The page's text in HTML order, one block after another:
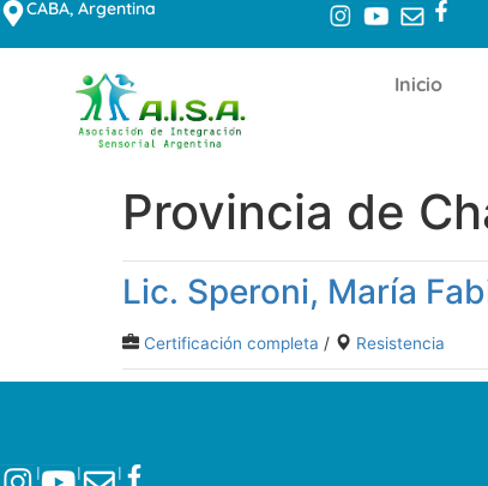
CABA, Argentina
Inicio
Provincia de
Lic. Speroni, María
Certificación completa / Resistencia
l l l